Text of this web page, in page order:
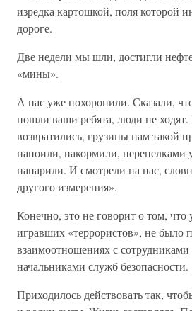
изредка картошкой, поля которой
дороге.
Две недели мы шли, достигли
«мины».
А нас уже похоронили. Сказали,
пошли ваши ребята, люди не
возвратились, грузины нам такой
напоили, накормили, перепелками
напарили. И смотрели на нас,
другого измерения».
Конечно, это не говорит о том,
игравших «террористов», не было
взаимоотношениях с
начальниками служб безопасности.
Приходилось действовать так,